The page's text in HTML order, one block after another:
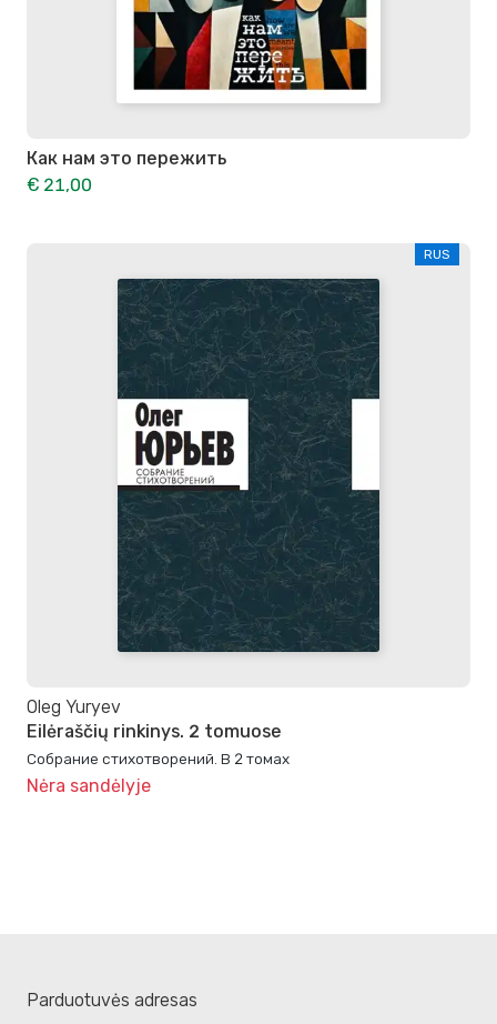
Как нам это пережить
€ 21,00
RUS
Oleg Yuryev
Eilėraščių rinkinys. 2 tomuose
Собрание стихотворений. В 2 томах
Nėra sandėlyje
Parduotuvės adresas